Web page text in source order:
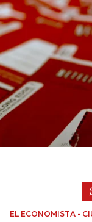
EL ECONOMISTA -